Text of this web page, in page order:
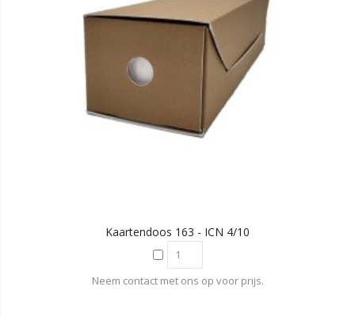
Kaartendoos 163 - ICN 4/10
Neem contact met ons op voor prijs.